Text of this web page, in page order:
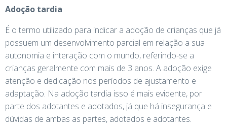
Adoção tardia
É o termo utilizado para indicar a adoção de crianças que já
possuem um desenvolvimento parcial em relação a sua
autonomia e interação com o mundo, referindo-se a
crianças geralmente com mais de 3 anos. A adoção exige
atenção e dedicação nos períodos de ajustamento e
adaptação. Na adoção tardia isso é mais evidente, por
parte dos adotantes e adotados, já que há insegurança e
dúvidas de ambas as partes, adotados e adotantes.